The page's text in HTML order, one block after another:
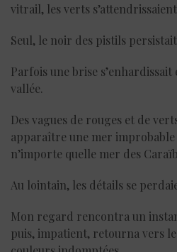
vitrail, les verts
Seul, le noir des pistils
Parfois une brise
vallée.
Des vagues de rouges et de
apparaître une mer improbable
n’importe quelle mer des
Au lointain, les détails se
Mon regard rencontra un
puis, impatient, retourna vers